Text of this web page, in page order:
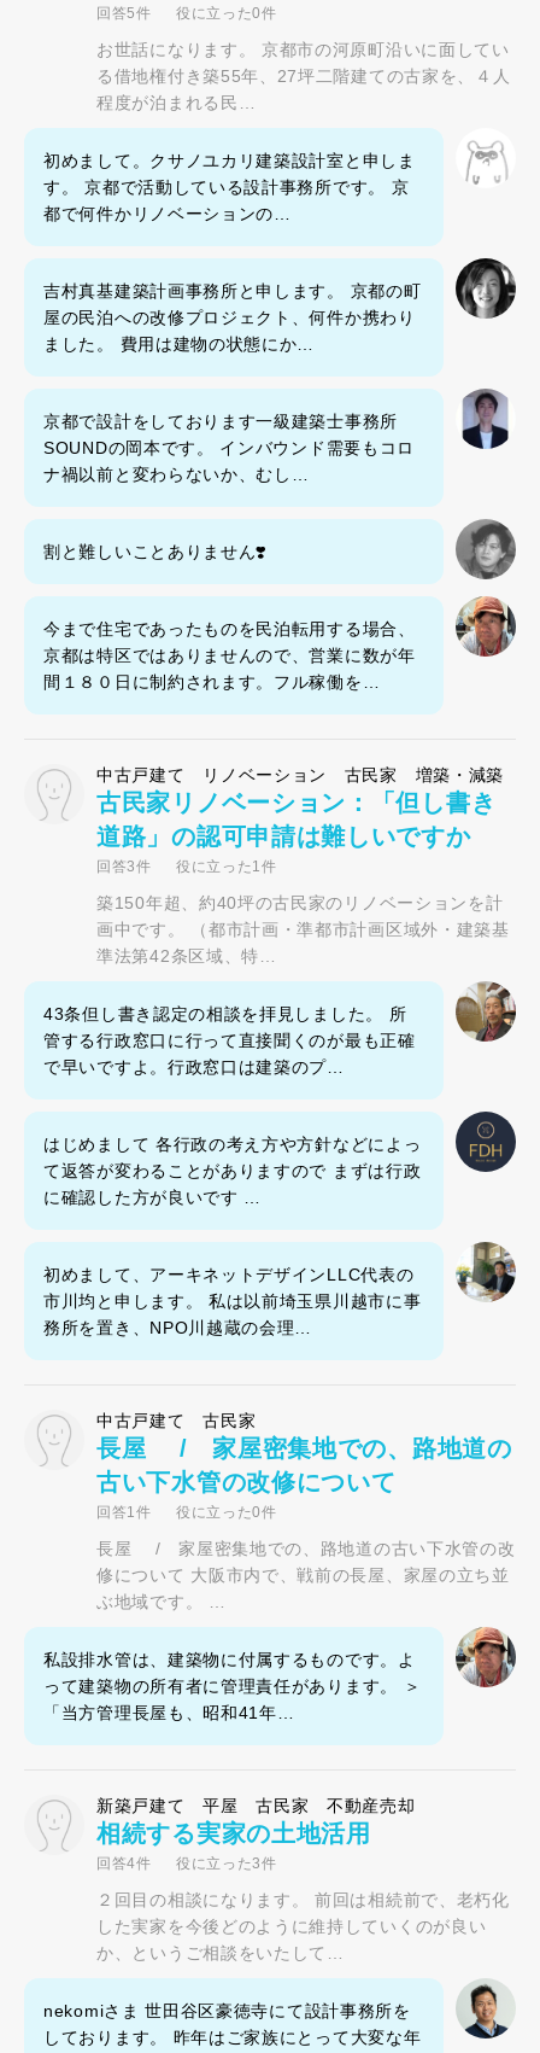
回答5件 役に立った0件
お世話になります。 京都市の河原町沿いに面してい
る借地権付き築55年、27坪二階建ての古家を、４人
程度が泊まれる民…
初めまして。クサノユカリ建築設計室と申しま
す。 京都で活動している設計事務所です。 京
都で何件かリノベーションの…
吉村真基建築計画事務所と申します。 京都の町
屋の民泊への改修プロジェクト、何件か携わり
ました。 費用は建物の状態にか…
京都で設計をしております一級建築士事務所
SOUNDの岡本です。 インバウンド需要もコロ
ナ禍以前と変わらないか、むし…
割と難しいことありません❣️
今まで住宅であったものを民泊転用する場合、
京都は特区ではありませんので、営業に数が年
間１８０日に制約されます。フル稼働を…
中古戸建て リノベーション 古民家 増築・減築
古民家リノベーション：「但し書き
道路」の認可申請は難しいですか
回答3件 役に立った1件
築150年超、約40坪の古民家のリノベーションを計
画中です。 （都市計画・準都市計画区域外・建築基
準法第42条区域、特…
43条但し書き認定の相談を拝見しました。 所
管する行政窓口に行って直接聞くのが最も正確
で早いですよ。行政窓口は建築のプ…
はじめまして 各行政の考え方や方針などによっ
て返答が変わることがありますので まずは行政
に確認した方が良いです …
初めまして、アーキネットデザインLLC代表の
市川均と申します。 私は以前埼玉県川越市に事
務所を置き、NPO川越蔵の会理…
中古戸建て 古民家
長屋 / 家屋密集地での、路地道の
古い下水管の改修について
回答1件 役に立った0件
長屋 / 家屋密集地での、路地道の古い下水管の改
修について 大阪市内で、戦前の長屋、家屋の立ち並
ぶ地域です。 …
私設排水管は、建築物に付属するものです。よ
って建築物の所有者に管理責任があります。 ＞
「当方管理長屋も、昭和41年…
新築戸建て 平屋 古民家 不動産売却
相続する実家の土地活用
回答4件 役に立った3件
２回目の相談になります。 前回は相続前で、老朽化
した実家を今後どのように維持していくのが良い
か、というご相談をいたして…
nekomiさま 世田谷区豪徳寺にて設計事務所を
しております。 昨年はご家族にとって大変な年